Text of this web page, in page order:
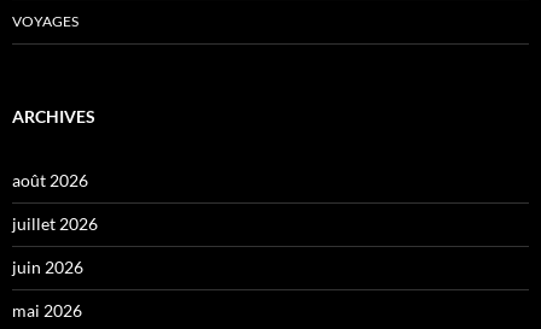
VOYAGES
ARCHIVES
août 2026
juillet 2026
juin 2026
mai 2026